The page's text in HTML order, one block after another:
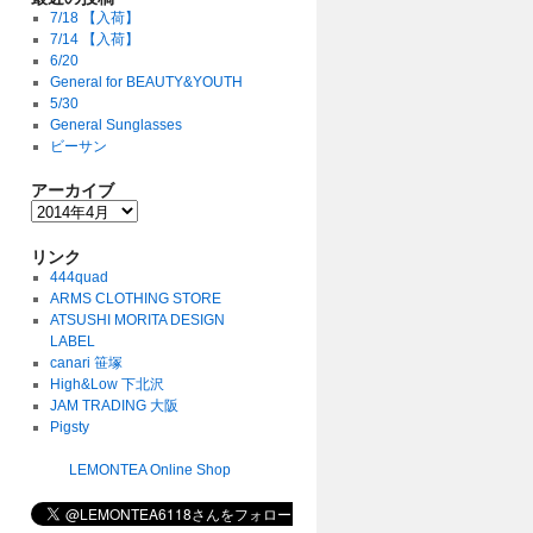
7/18 【入荷】
7/14 【入荷】
6/20
General for BEAUTY&YOUTH
5/30
General Sunglasses
ビーサン
アーカイブ
リンク
444quad
ARMS CLOTHING STORE
ATSUSHI MORITA DESIGN
LABEL
canari 笹塚
High&Low 下北沢
JAM TRADING 大阪
Pigsty
LEMONTEA Online Shop